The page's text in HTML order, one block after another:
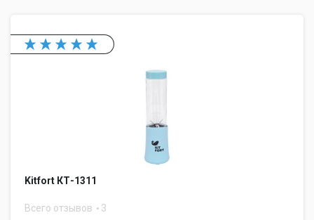
Kitfort КТ-1311
Всего отзывов 3